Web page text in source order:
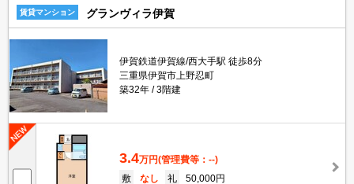
賃貸マンション グランヴィラ伊賀
伊賀鉄道伊賀線/西大手駅 徒歩8分
三重県伊賀市上野忍町
築32年
3階建
3.4万円(管理費等：--)
敷
なし 礼
50,000円